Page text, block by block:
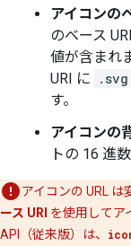
アイコンの
のベース
値が含まれ
URI に
.svg
す。
アイコンの
トの 16 進
アイコンの URL
ース URI を使用してア
API（従来版）は、